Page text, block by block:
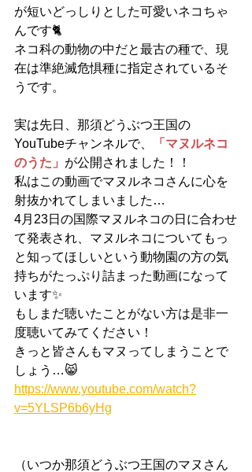
が短いどっしりとした可愛いネコちゃ
んです🐈
ネコ科の動物の中だと最古の種で、現
在は準絶滅危惧種に指定されているそ
うです。
実は先日、那須どうぶつ王国の
YouTubeチャンネルで、
「マヌルネコ
のうた」 が公開されました！！
私はこの動画でマヌルネコさんに心を
射抜かれてしまいました…
4月23日の国際マヌルネコの日に合わせ
て発表され、マヌルネコについてもっ
と知ってほしいという動物園の方の気
持ちがたっぷり詰まった動画になって
います✨
もしまだ聴いたことがない方は是非一
度聴いてみてください！
きっと皆さんもマヌってしまうことで
しょう…😸
https://www.youtube.com/watch?
v=5YLSP6b6yHg
（いつか那須どうぶつ王国のマヌさん